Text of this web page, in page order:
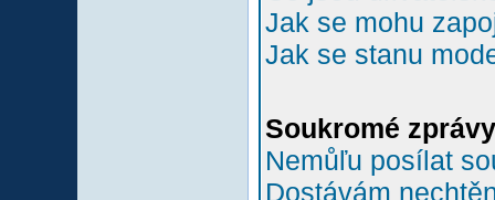
Jak se mohu
Jak se stanu
Soukromé zprávy
Nemůľu posílat
Dostávám